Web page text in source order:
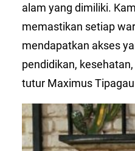
alam yang dimiliki.
memastikan setiap
mendapatkan akses
pendidikan,
tutur Maximus